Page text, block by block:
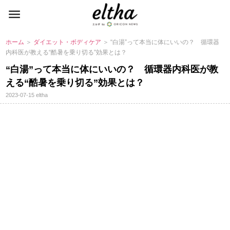
ホーム ＞ ダイエット・ボディケア ＞ “白湯”って本当に体にいいの？ 循環器
内科医が教える“酷暑を乗り切る”効果とは？
“白湯”って本当に体にいいの？ 循環器内科医が教
える“酷暑を乗り切る”効果とは？
2023-07-15eltha